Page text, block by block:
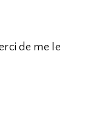
de me le